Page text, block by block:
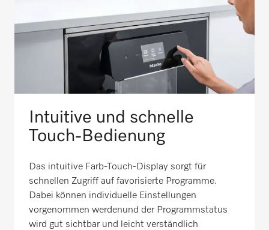
Intuitive und schnelle
Touch-Bedienung
Das intuitive Farb-Touch-Display sorgt für
schnellen Zugriff auf favorisierte Programme.
Dabei können individuelle Einstellungen
vorgenommen werdenund der Programmstatus
wird gut sichtbar und leicht verständlich